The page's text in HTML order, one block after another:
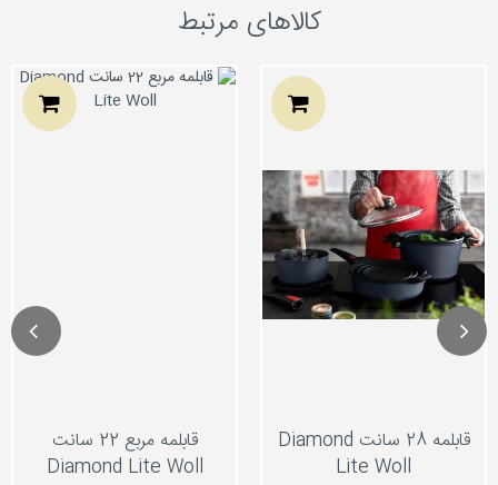
کالاهای مرتبط
قابلمه مربع 22 سانت
Diamond Lite Woll
قابلمه 28 سانت Diamond
Lite Woll